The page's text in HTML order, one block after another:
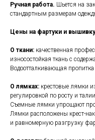
Ручная работа. Шьется на
стандартным размерам
Цены на фартуки и
О ткани: качественная
износостойкая ткань с
Водоотталкивающая пропитка
О лямках: крестовые лямки
регулировкой по росту и талии.
Съемные лямки упрощают
Лямки расположены крест-
и равномерную разгрузку